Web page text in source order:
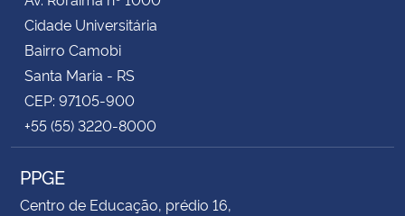
Cidade Universitária
Bairro Camobi
Santa Maria - RS
CEP: 97105-900
+55 (55) 3220-8000
PPGE
Centro de Educação, prédio 16,